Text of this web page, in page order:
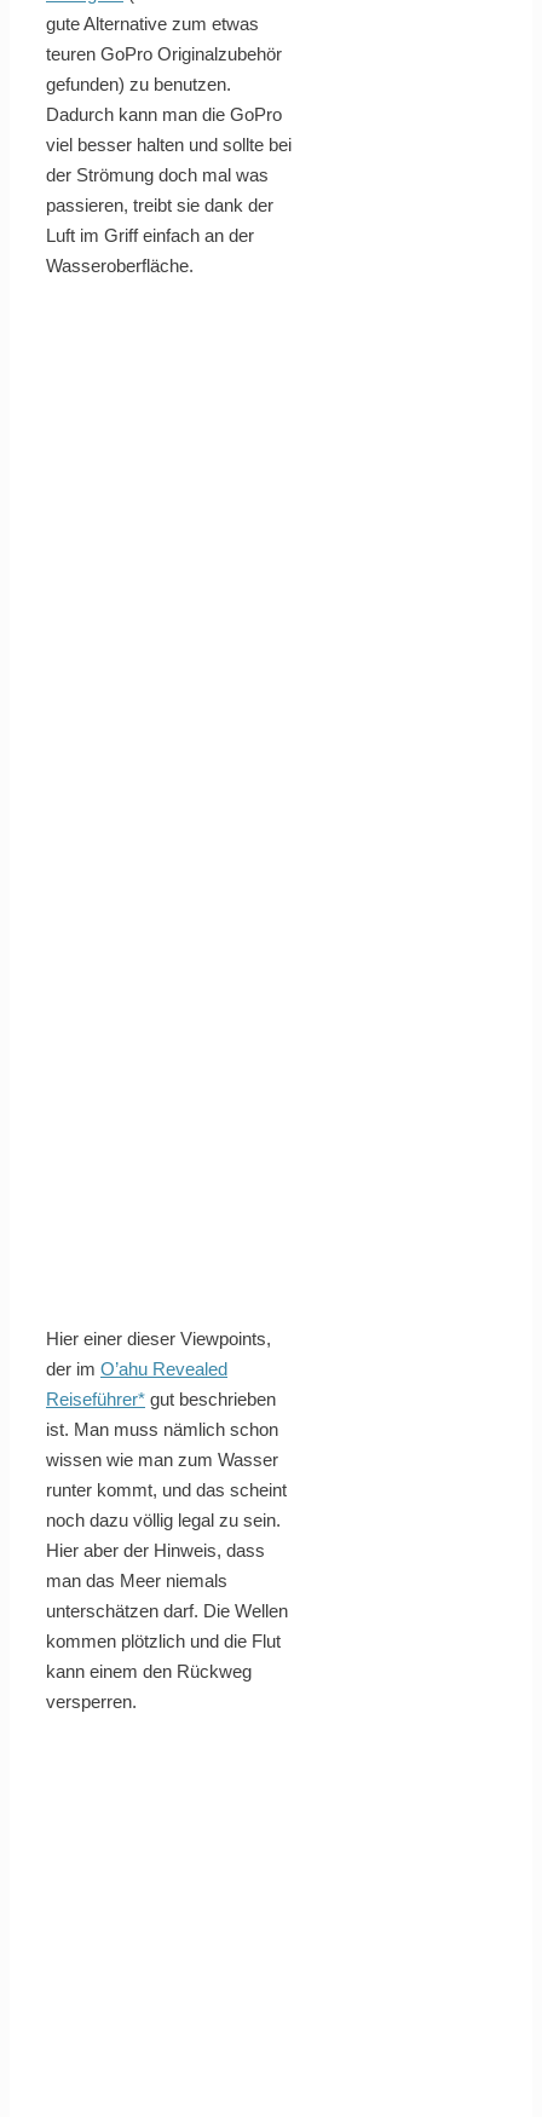
gute Alternative zum etwas
teuren GoPro Originalzubehör
gefunden) zu benutzen.
Dadurch kann man die GoPro
viel besser halten und sollte bei
der Strömung doch mal was
passieren, treibt sie dank der
Luft im Griff einfach an der
Wasseroberfläche.
Hier einer dieser Viewpoints,
der im O’ahu Revealed
Reiseführer* gut beschrieben
ist. Man muss nämlich schon
wissen wie man zum Wasser
runter kommt, und das scheint
noch dazu völlig legal zu sein.
Hier aber der Hinweis, dass
man das Meer niemals
unterschätzen darf. Die Wellen
kommen plötzlich und die Flut
kann einem den Rückweg
versperren.